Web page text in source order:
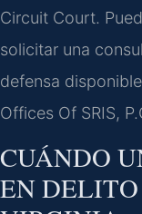
Circuit Court.
solicitar una
defensa
Offices Of SRIS,
CUÁNDO
EN